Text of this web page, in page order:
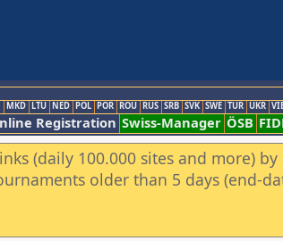
MKD LTU NED POL POR ROU RUS SRB SVK SWE TUR UKR
Registration Swiss-Manager ÖSB
(daily 100.000 sites and more) by
older than 5 days (end-